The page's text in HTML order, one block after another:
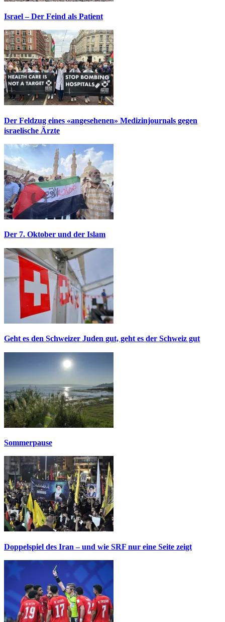
Israel – Der Feind als Patient
Der Feldzug eines «angesehenen» Medizinjournals gegen
israelische Ärzte
Der 7. Oktober und der Islam
Geht es den Schweizer Juden gut, geht es der Schweiz gut
Sommerpause
Doppelspiel des Iran – und wie SRF nur eine Seite zeigt